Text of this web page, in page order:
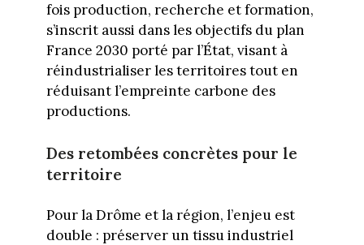
fois production, recherche et formation,
s’inscrit aussi dans les objectifs du plan
France 2030 porté par l’État, visant à
réindustrialiser les territoires tout en
réduisant l’empreinte carbone des
productions.
Des retombées concrètes pour le
territoire
Pour la Drôme et la région, l’enjeu est
double : préserver un tissu industriel